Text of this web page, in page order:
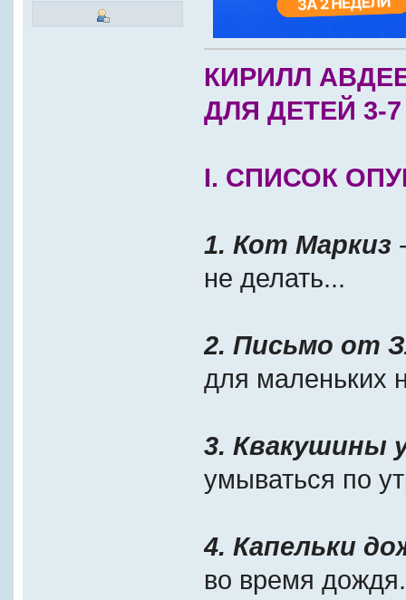
КИРИЛЛ
ДЛЯ ДЕТЕЙ 3-
I. СПИСОК
1. Кот Маркиз-
не делать...
2. Письмо от
для маленьких
3. Квакушины
умываться по
4. Капельки
во время